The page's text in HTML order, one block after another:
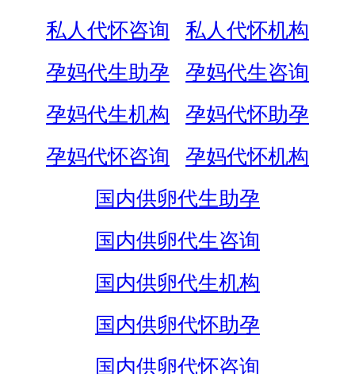
私人代怀咨询
私人代怀机构
孕妈代生助孕
孕妈代生咨询
孕妈代生机构
孕妈代怀助孕
孕妈代怀咨询
孕妈代怀机构
国内供卵代生助孕
国内供卵代生咨询
国内供卵代生机构
国内供卵代怀助孕
国内供卵代怀咨询